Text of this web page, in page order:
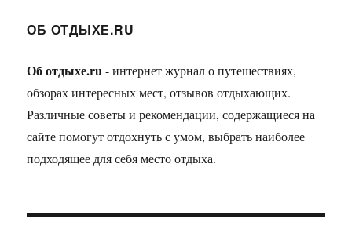
ОБ ОТДЫХЕ.RU
Об отдыхе.ru- интернет журнал о путешествиях,
обзорах интересных мест, отзывов отдыхающих.
Различные советы и рекомендации, содержащиеся на
сайте помогут отдохнуть с умом, выбрать наиболее
подходящее для себя место отдыха.